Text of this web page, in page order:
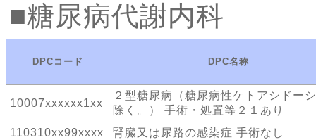
糖尿病代謝内科
DPCコード DPC名称
10007xxxxxx1xx
２型糖尿病（糖尿病性ケトアシドー
除く。） 手術・処置等２１あり
110310xx99xxxx
腎臓又は尿路の感染症 手術なし